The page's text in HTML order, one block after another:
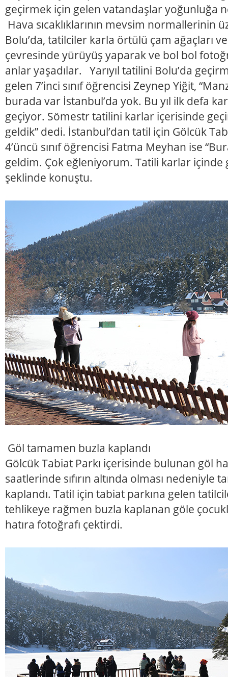
geçirmek için gelen vatandaşlar yoğunluğa
Hava sıcaklıklarının mevsim normallerinin
Bolu’da, tatilciler karla örtülü çam ağaçları
çevresinde yürüyüş yaparak ve bol bol
anlar yaşadılar. Yarıyıl tatilini Bolu’da
gelen 7’inci sınıf öğrencisi Zeynep Yiğit,
burada var İstanbul’da yok. Bu yıl ilk defa
geçiyor. Sömestr tatilini karlar içerisinde
geldik” dedi. İstanbul’dan tatil için Gölcük
4’üncü sınıf öğrencisi Fatma Meyhan ise
geldim. Çok eğleniyorum. Tatili karlar içinde
şeklinde konuştu.
Göl tamamen buzla kaplandı
Gölcük Tabiat Parkı içerisinde bulunan göl
saatlerinde sıfırın altında olması nedeniyle
kaplandı. Tatil için tabiat parkına gelen
tehlikeye rağmen buzla kaplanan göle
hatıra fotoğrafı çektirdi.